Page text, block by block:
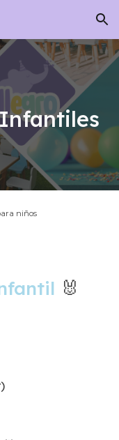
Skip to navigation
niños
🐰